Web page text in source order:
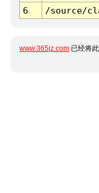
6
/source/
www.365jz.com 已经将